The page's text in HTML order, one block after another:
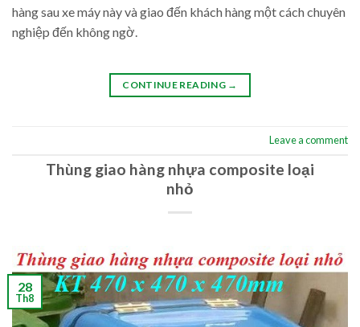
hàng sau xe máy này và giao đến khách hàng một cách chuyên
nghiệp đến không ngờ.
CONTINUE READING →
Leave a comment
Thùng giao hàng nhựa composite loại
nhỏ
28
Th8